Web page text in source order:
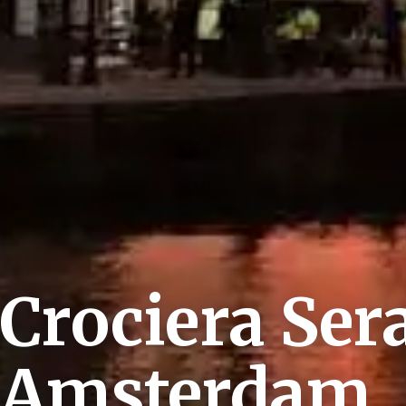
Crociera